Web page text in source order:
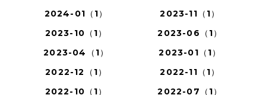
2024-01（1）
2023-11（1）
2023-10（1）
2023-06（1）
2023-04（1）
2023-01（1）
2022-12（1）
2022-11（1）
2022-10（1）
2022-07（1）